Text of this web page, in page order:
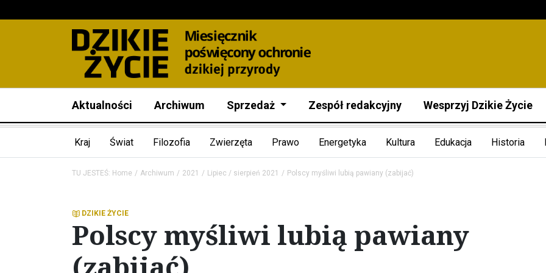
Aktualności Archiwum Sprzedaż Zespół redakcyjny Wesprzyj Dzikie Życie
Kraj Świat Filozofia Zwierzęta Prawo Energetyka Kultura Edukacja Historia
TU JESTEŚ: Home Archiwum 2021 Lipiec / sierpień 2021 Polscy myśliwi lubią pawiany (zabijać)
DZIKIE ŻYCIE
Polscy myśliwi lubią pawiany